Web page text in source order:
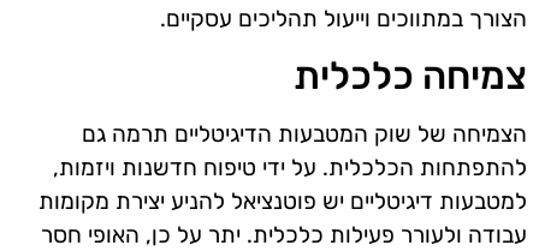
הצורך במתווכים וייעול תהליכים עסקיים.
צמיחה כלכלית
הצמיחה של שוק המטבעות הדיגיטליים תרמה גם
להתפתחות הכלכלית. על ידי טיפוח חדשנות ויזמות,
למטבעות דיגיטליים יש פוטנציאל להניע יצירת מקומות
עבודה ולעורר פעילות כלכלית. יתר על כן, האופי חסר